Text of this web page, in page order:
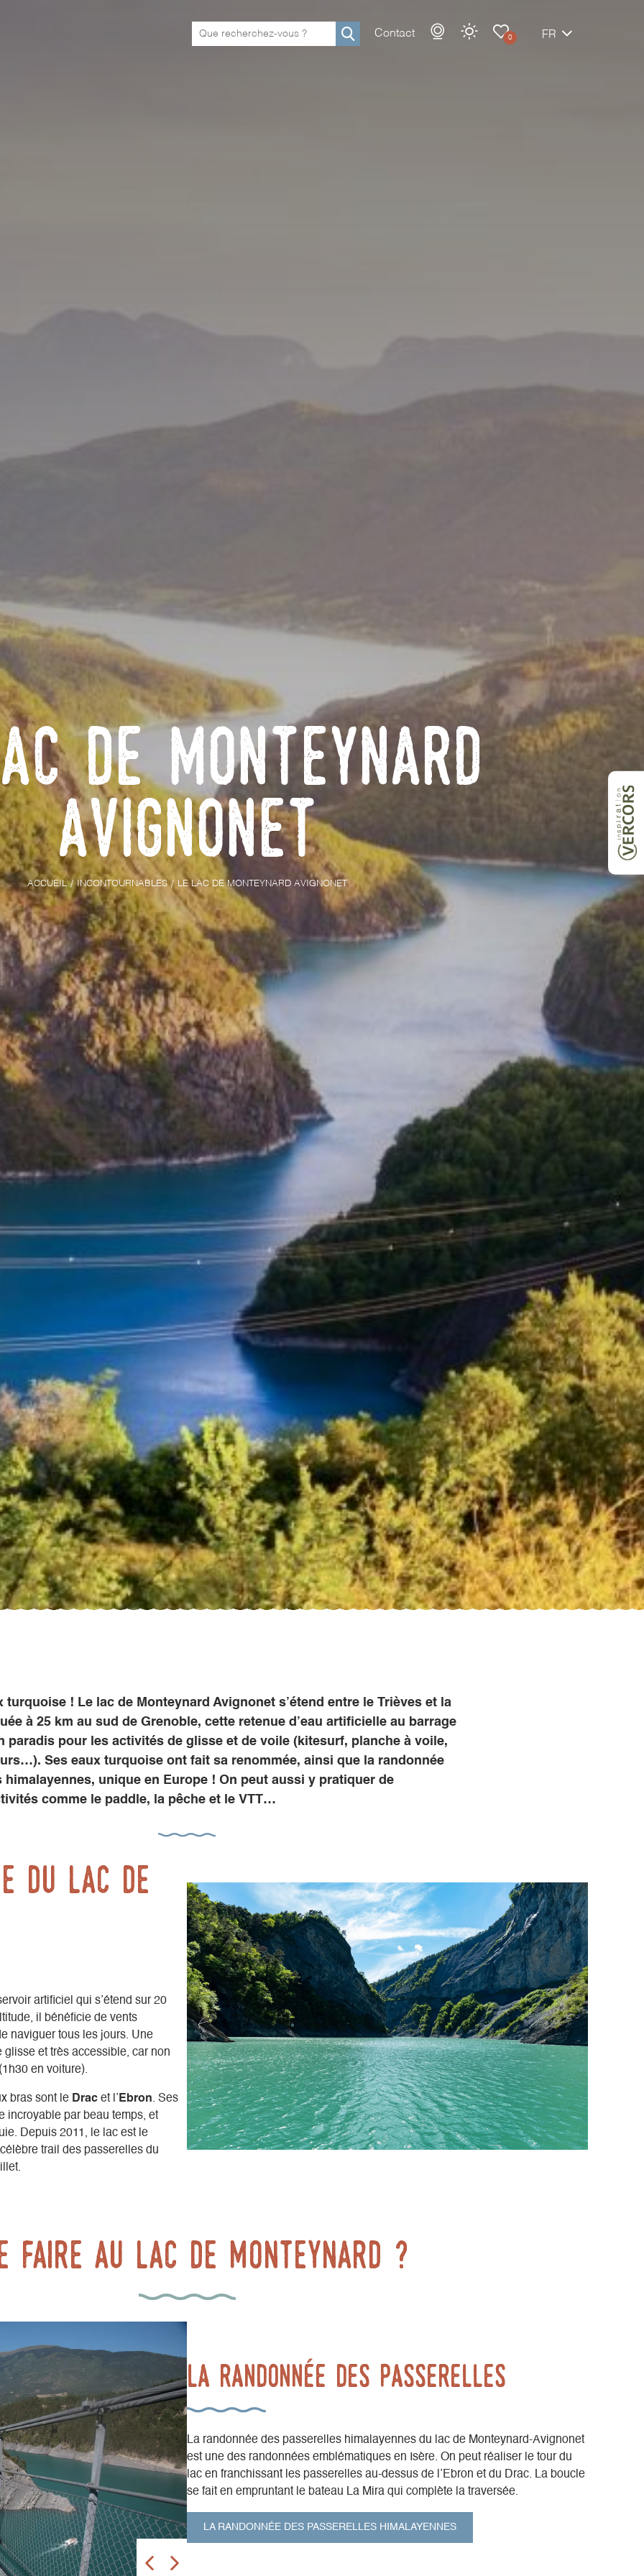
Rechercher
Contact 0 FR
de Monteynard
Avignonet
ACCUEIL INCONTOURNABLES LE LAC DE MONTEYNARD AVIGNONET
turquoise ! Le lac de Monteynard Avignonet s’étend entre le Trièves et la
à 25 km au sud de Grenoble, cette retenue d’eau artificielle au barrage
paradis pour les activités de glisse et de voile (kitesurf, planche à voile,
Ses eaux turquoise ont fait sa renommée, ainsi que la randonnée
himalayennes, unique en Europe ! On peut aussi y pratiquer de
comme le paddle, la pêche et le VTT…
du lac de
artificiel qui s’étend sur 20
il bénéficie de vents
naviguer tous les jours. Une
et très accessible, car non
en voiture).
bras sont le Drac et l’ Ebron. Ses
incroyable par beau temps, et
Depuis 2011, le lac est le
trail des passerelles du
faire au lac de Monteynard ?
La randonnée des passerelles
La randonnée des passerelles himalayennes du lac de Monteynard-Avignonet
est une des randonnées emblématiques en Isère. On peut réaliser le tour du
lac en franchissant les passerelles au-dessus de l’Ebron et du Drac. La boucle
se fait en empruntant le bateau La Mira qui complète la traversée.
LA RANDONNÉE DES PASSERELLES HIMALAYENNES